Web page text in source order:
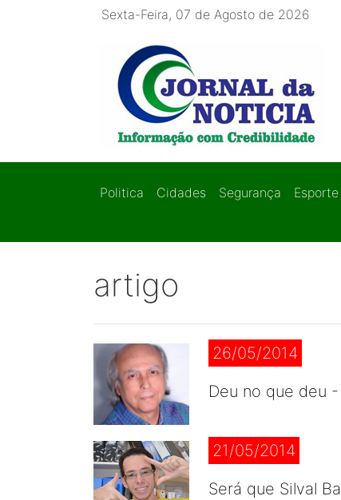
Sexta-Feira, 07 de Agosto de 2026
Politica Cidades Segurança Esporte
artigo
26/05/2014
Deu no que deu
21/05/2014
Será que Silval